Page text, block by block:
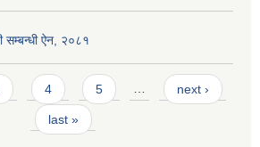
सम्बन्धी ऐन, २०८१
4 5 … next ›
last »